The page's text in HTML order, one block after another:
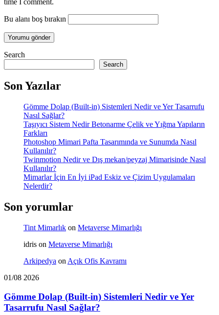
time I comment.
Bu alanı boş bırakın
Search
Search
Son Yazılar
Gömme Dolap (Built-in) Sistemleri Nedir ve Yer Tasarrufu
Nasıl Sağlar?
Taşıyıcı Sistem Nedir Betonarme Çelik ve Yığma Yapıların
Farkları
Photoshop Mimari Pafta Tasarımında ve Sunumda Nasıl
Kullanılır?
Twinmotion Nedir ve Dış mekan/peyzaj Mimarisinde Nasıl
Kullanılır?
Mimarlar İçin En İyi iPad Eskiz ve Çizim Uygulamaları
Nelerdir?
Son yorumlar
Tint Mimarlık on Metaverse Mimarlığı
idris on Metaverse Mimarlığı
Arkipedya on Açık Ofis Kavramı
01/08 2026
Gömme Dolap (Built-in) Sistemleri Nedir ve Yer
Tasarrufu Nasıl Sağlar?